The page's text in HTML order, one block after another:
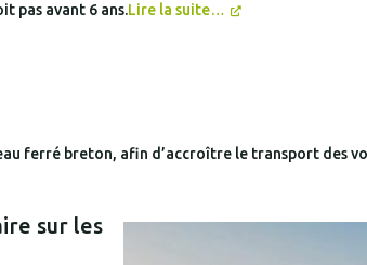
pas avant 6 ans.Lire la suite…
ferré breton, afin d’accroître le transport des
sur les